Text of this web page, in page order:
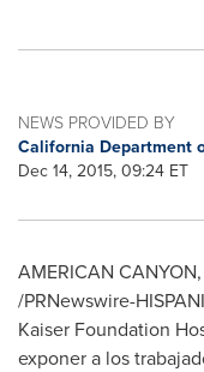
NEWS PROVIDED BY
California Department
Dec 14, 2015, 09:24 ET
AMERICAN
/PRNewswire-
Kaiser Foundation
exponer a los